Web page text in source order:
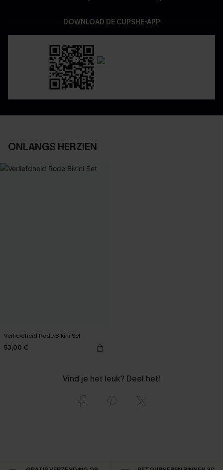
DOWNLOAD DE CUPSHE-APP
ONLANGS HERZIEN
Verliefdheid Rode Bikini Set
53,00 €
Vind je het leuk? Deel het!